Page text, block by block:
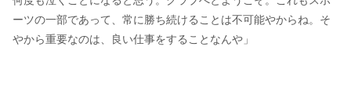
ーツの一部であって、常に勝ち続けることは不可能やからね。そ
やから重要なのは、良い仕事をすることなんや」